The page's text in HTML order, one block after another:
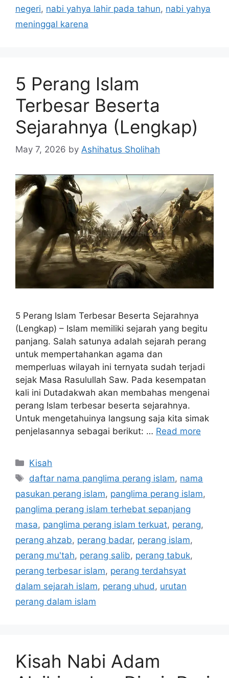
negeri, nabi yahya lahir pada tahun, nabi yahya
meninggal karena
5 Perang Islam
Terbesar Beserta
Sejarahnya (Lengkap)
May 7, 2026 by Ashihatus Sholihah
5 Perang Islam Terbesar Beserta Sejarahnya
(Lengkap) – Islam memiliki sejarah yang begitu
panjang. Salah satunya adalah sejarah perang
untuk mempertahankan agama dan
memperluas wilayah ini ternyata sudah terjadi
sejak Masa Rasulullah Saw. Pada kesempatan
kali ini Dutadakwah akan membahas mengenai
perang Islam terbesar beserta sejarahnya.
Untuk mengetahuinya langsung saja kita simak
penjelasannya sebagai berikut: … Read more
Categories
Kisah
Tags
daftar nama panglima perang islam, nama
pasukan perang islam, panglima perang islam,
panglima perang islam terhebat sepanjang
masa, panglima perang islam terkuat, perang,
perang ahzab, perang badar, perang islam,
perang mu'tah, perang salib, perang tabuk,
perang terbesar islam, perang terdahsyat
dalam sejarah islam, perang uhud, urutan
perang dalam islam
Kisah Nabi Adam